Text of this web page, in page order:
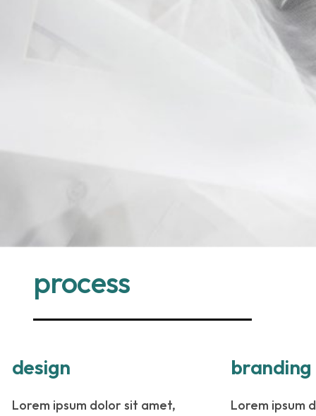
process
design
Lorem ipsum dolor sit amet,
branding
Lorem ipsum